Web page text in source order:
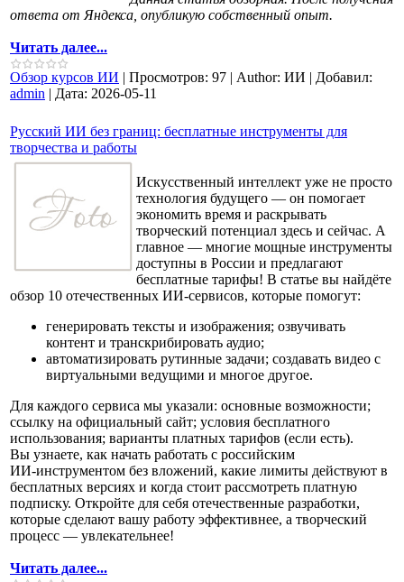
ответа от Яндекса, опубликую собственный опыт.
Читать далее...
Обзор курсов ИИ | Просмотров: 97 | Author: ИИ | Добавил:
admin | Дата: 2026-05-11
Русский ИИ без границ: бесплатные инструменты для
творчества и работы
Искусственный интеллект уже не просто
технология будущего — он помогает
экономить время и раскрывать
творческий потенциал здесь и сейчас. А
главное — многие мощные инструменты
доступны в России и предлагают
бесплатные тарифы! В статье вы найдёте
обзор 10 отечественных ИИ‑сервисов, которые помогут:
генерировать тексты и изображения; озвучивать
контент и транскрибировать аудио;
автоматизировать рутинные задачи; создавать видео с
виртуальными ведущими и многое другое.
Для каждого сервиса мы указали: основные возможности;
ссылку на официальный сайт; условия бесплатного
использования; варианты платных тарифов (если есть).
Вы узнаете, как начать работать с российским
ИИ‑инструментом без вложений, какие лимиты действуют в
бесплатных версиях и когда стоит рассмотреть платную
подписку. Откройте для себя отечественные разработки,
которые сделают вашу работу эффективнее, а творческий
процесс — увлекательнее!
Читать далее...